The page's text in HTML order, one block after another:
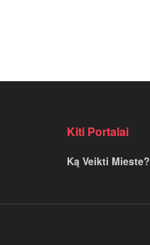
Kiti Portalai
Ką Veikti Mieste?